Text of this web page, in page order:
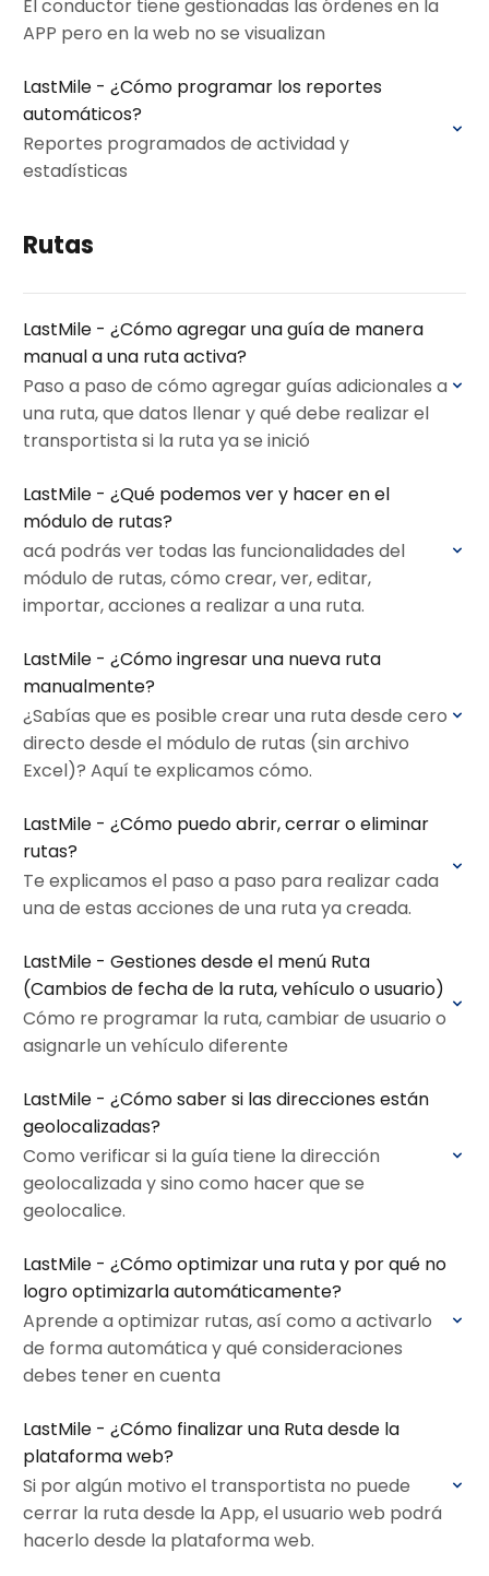
El conductor tiene gestionadas las órdenes en la
APP pero en la web no se visualizan
LastMile - ¿Cómo programar los reportes
automáticos?
Reportes programados de actividad y
estadísticas
Rutas
LastMile - ¿Cómo agregar una guía de manera
manual a una ruta activa?
Paso a paso de cómo agregar guías adicionales a
una ruta, que datos llenar y qué debe realizar el
transportista si la ruta ya se inició
LastMile - ¿Qué podemos ver y hacer en el
módulo de rutas?
acá podrás ver todas las funcionalidades del
módulo de rutas, cómo crear, ver, editar,
importar, acciones a realizar a una ruta.
LastMile - ¿Cómo ingresar una nueva ruta
manualmente?
¿Sabías que es posible crear una ruta desde cero
directo desde el módulo de rutas (sin archivo
Excel)? Aquí te explicamos cómo.
LastMile - ¿Cómo puedo abrir, cerrar o eliminar
rutas?
Te explicamos el paso a paso para realizar cada
una de estas acciones de una ruta ya creada.
LastMile - Gestiones desde el menú Ruta
(Cambios de fecha de la ruta, vehículo o usuario)
Cómo re programar la ruta, cambiar de usuario o
asignarle un vehículo diferente
LastMile - ¿Cómo saber si las direcciones están
geolocalizadas?
Como verificar si la guía tiene la dirección
geolocalizada y sino como hacer que se
geolocalice.
LastMile - ¿Cómo optimizar una ruta y por qué no
logro optimizarla automáticamente?
Aprende a optimizar rutas, así como a activarlo
de forma automática y qué consideraciones
debes tener en cuenta
LastMile - ¿Cómo finalizar una Ruta desde la
plataforma web?
Si por algún motivo el transportista no puede
cerrar la ruta desde la App, el usuario web podrá
hacerlo desde la plataforma web.